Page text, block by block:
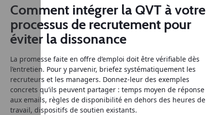
Comment intégrer la QVT à votre
processus de recrutement pour
éviter la dissonance
La promesse faite en offre d’emploi doit être vérifiable dès
l’entretien. Pour y parvenir, briefez systématiquement les
recruteurs et les managers. Donnez-leur des exemples
concrets qu’ils peuvent partager : temps moyen de réponse
aux emails, règles de disponibilité en dehors des heures de
travail, dispositifs de soutien existants.